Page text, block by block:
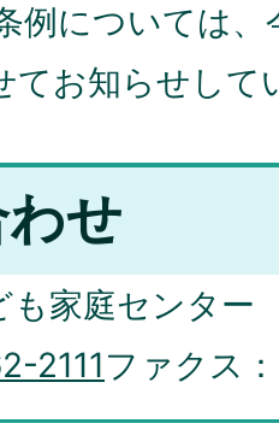
例については
てお知らせして
せ
も家庭センター
2111ファクス